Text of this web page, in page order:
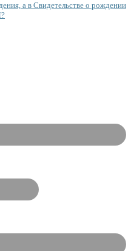
а в Свидетельстве о рождении